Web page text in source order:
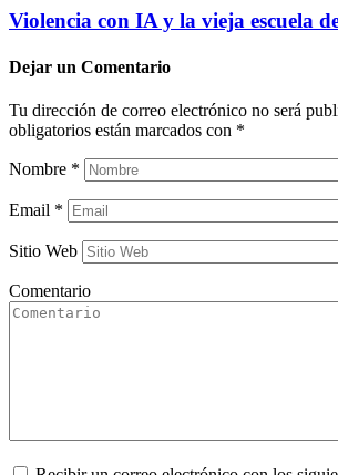
Violencia con IA y la vieja escuela
Dejar un Comentario
Tu dirección de correo electrónico no será
obligatorios están marcados con *
Nombre *
Email *
Sitio Web
Comentario